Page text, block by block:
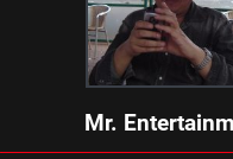
Mr.